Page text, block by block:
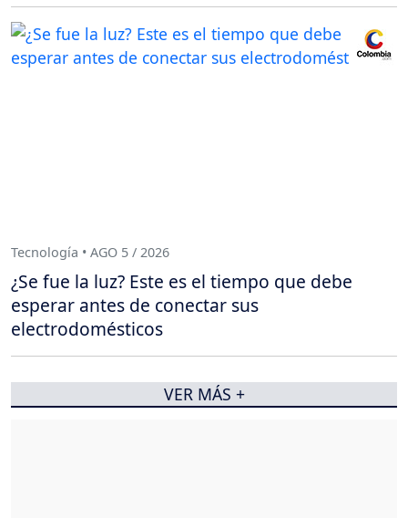
Tecnología • AGO 5 / 2026
¿Se fue la luz? Este es el tiempo que debe
esperar antes de conectar sus
electrodomésticos
VER MÁS +